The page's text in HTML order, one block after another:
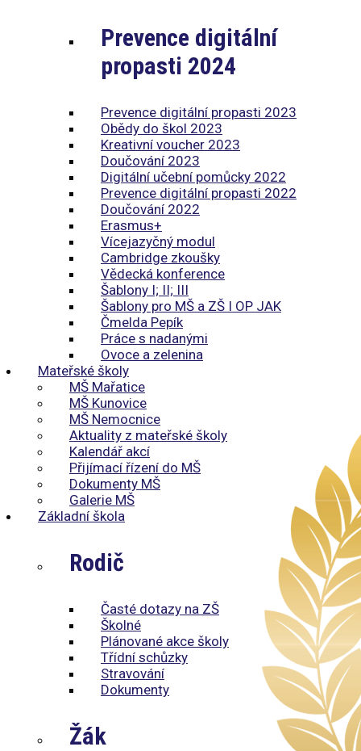
Prevence digitální
propasti 2024
Prevence digitální propasti 2023
Obědy do škol 2023
Kreativní voucher 2023
Doučování 2023
Digitální učební pomůcky 2022
Prevence digitální propasti 2022
Doučování 2022
Erasmus+
Vícejazyčný modul
Cambridge zkoušky
Vědecká konference
Šablony I; II; III
Šablony pro MŠ a ZŠ I OP JAK
Čmelda Pepík
Práce s nadanými
Ovoce a zelenina
Mateřské školy
MŠ Mařatice
MŠ Kunovice
MŠ Nemocnice
Aktuality z mateřské školy
Kalendář akcí
Přijímací řízení do MŠ
Dokumenty MŠ
Galerie MŠ
Základní škola
Rodič
Časté dotazy na ZŠ
Školné
Plánované akce školy
Třídní schůzky
Stravování
Dokumenty
Žák